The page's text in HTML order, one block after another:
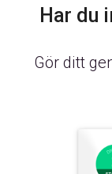
Har du
Gör ditt